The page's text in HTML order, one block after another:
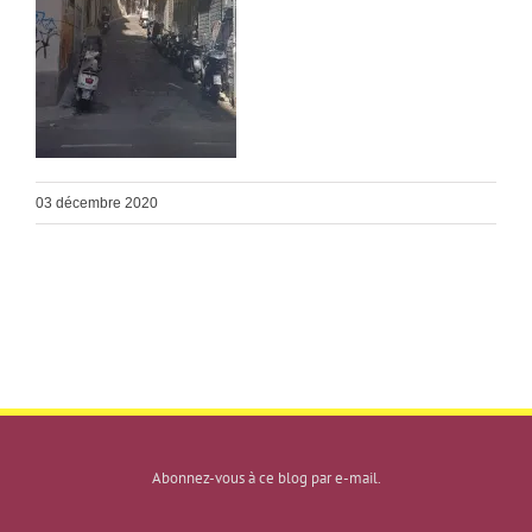
03 décembre 2020
Abonnez-vous à ce blog par e-mail.